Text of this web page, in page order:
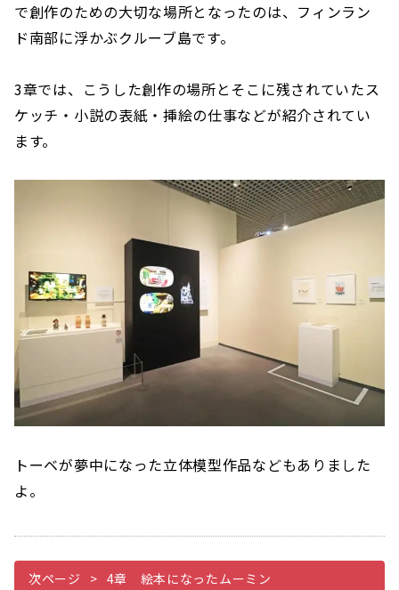
で創作のための大切な場所となったのは、フィンラン
ド南部に浮かぶクルーブ島です。
3章では、こうした創作の場所とそこに残されていたス
ケッチ・小説の表紙・挿絵の仕事などが紹介されてい
ます。
トーベが夢中になった立体模型作品などもありました
よ。
次ページ 4章 絵本になったムーミン